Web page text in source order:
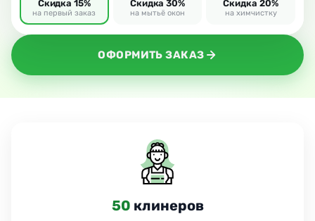
ОФОРМИТЬ ЗАКАЗ
Скидка 15%
на первый заказ
Скидка 30%
на мытьё окон
Скидка 20%
на химчистку
24часа